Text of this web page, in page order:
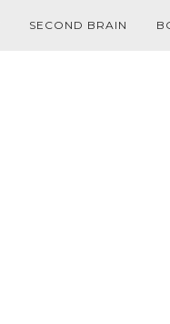
SECOND BRAIN